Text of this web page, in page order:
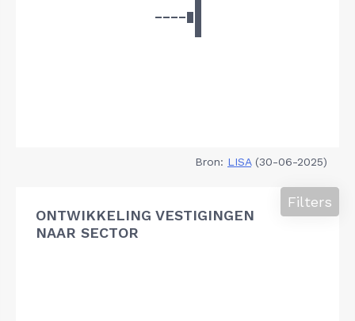
Bron: LISA(30-06-2025)
ONTWIKKELING VESTIGINGEN
NAAR SECTOR
Filters